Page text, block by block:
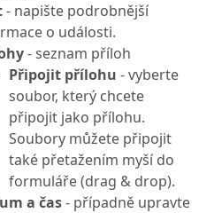
- napište podrobnější
o události.
- seznam příloh
Připojit přílohu - vyberte
soubor, který chcete
připojit jako přílohu.
Soubory můžete připojit
také přetažením myší do
formuláře (drag & drop).
a čas- případně upravte